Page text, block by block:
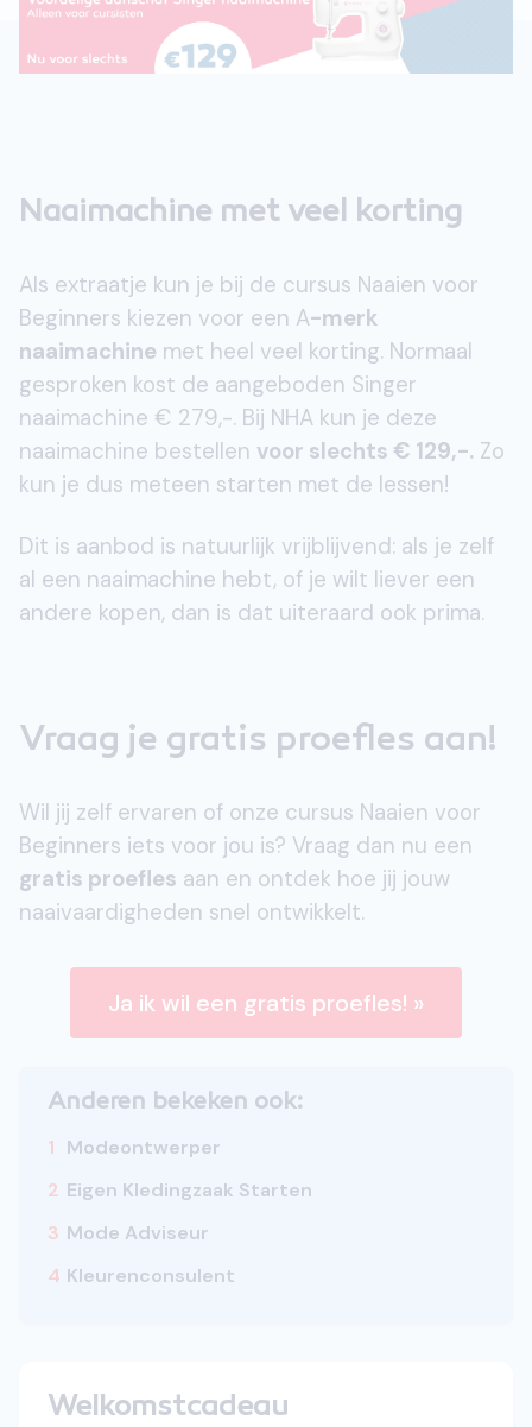
Naaimachine met veel korting
Als extraatje kun je bij de cursus Naaien voor
Beginners kiezen voor een A-merk
naaimachine met heel veel korting. Normaal
gesproken kost de aangeboden Singer
naaimachine € 279,-. Bij NHA kun je deze
naaimachine bestellen voor slechts € 129,-. Zo
kun je dus meteen starten met de lessen!
Dit is aanbod is natuurlijk vrijblijvend: als je zelf
al een naaimachine hebt, of je wilt liever een
andere kopen, dan is dat uiteraard ook prima.
Vraag je gratis proefles aan!
Wil jij zelf ervaren of onze cursus Naaien voor
Beginners iets voor jou is? Vraag dan nu een
gratis proefles aan en ontdek hoe jij jouw
naaivaardigheden snel ontwikkelt.
Ja ik wil een gratis proefles! »
Anderen bekeken ook:
1 Modeontwerper
2 Eigen Kledingzaak Starten
3 Mode Adviseur
4 Kleurenconsulent
Welkomstcadeau